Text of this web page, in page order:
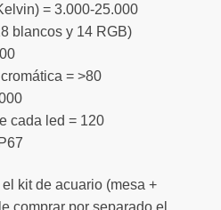
= 3.000-25.000
blancos y 14 RGB)
= >80
cada led = 120
kit de acuario (mesa +